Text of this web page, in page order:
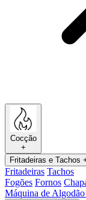
Cocção
+
Fritadeiras e Tachos
Fritadeiras Tachos
Fogões Fornos
Máquina de